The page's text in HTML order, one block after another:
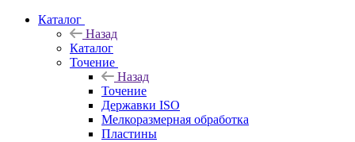
Каталог
Назад
Каталог
Точение
Назад
Точение
Державки ISO
Мелкоразмерная обработка
Пластины